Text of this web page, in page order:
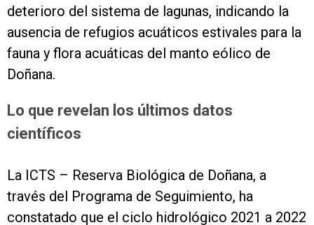
deterioro del sistema de lagunas, indicando la
ausencia de refugios acuáticos estivales para la
fauna y flora acuáticas del manto eólico de
Doñana.
Lo que revelan los últimos datos
científicos
La ICTS – Reserva Biológica de Doñana, a
través del Programa de Seguimiento, ha
constatado que el ciclo hidrológico 2021 a 2022